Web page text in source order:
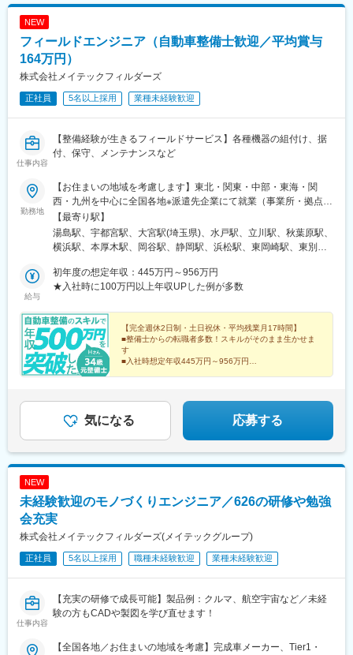
広畑駅、住ノ江駅、江波駅、八本松駅、矢場町駅、大船駅、新羽
県)、丸の内駅(愛知県)、戸部駅、鶴見小野駅、三ツ沢下町駅、山
手駅、井土ケ谷駅、上永谷駅、和田町駅、鶴ケ峰駅、戸塚駅、赤
羽駅、峰駅、陸前落合駅、センター南駅、北四番丁駅、稲永駅、
岡本駅(栃木県)、笠寺駅、村井駅、茅野駅、本山駅(愛知県)、さが
み野駅、小俣駅(栃木県)、新前橋駅、群馬藤岡駅、本庄駅、垂井
駅、徳山駅、周防下郷駅、道ノ尾駅、大波止駅、喜々津駅、国母
駅、松江駅、伊賀屋駅、弥生が丘駅、宮崎駅、南鹿児島駅、さっ
ぽろ駅、青葉通一番町駅、千葉駅、虎ノ門駅、神奈川駅、市役所
前駅(長野県)、新静岡駅、第一通り駅、近鉄名古屋駅、金沢駅、中
神南駅、辛島町駅、南公園駅、湊川駅、小路駅、常盤駅(岡山県)、
横川駅、谷町四丁目駅、舟入幸町駅、大小路駅、亀戸駅、中津駅
(地下鉄)、六本木一丁目駅、ＪＲ難波駅、観月橋駅、海老江駅、中
之島駅、なにわ橋駅、甘木駅(甘木鉄道線)、住之江公園駅、上前津
駅、久屋大通駅、平沼橋駅、国道駅、蒔田駅、赤羽岩淵駅、セン
駅、北１２条駅、あおば通駅、新千葉駅、神谷町駅、新高島駅、
日吉町駅、新浜松駅、名鉄名古屋駅、梅田駅(地下鉄)、富山駅、京
駅、西辛島町駅、市民広場駅、三滝駅、舟入本町駅、花田口駅、
麻布十番駅、大国町駅、桃山御陵前駅、野田駅(阪神線)、肥後橋
駅、北浜駅(大阪府)、伏見駅(愛知県)、西横浜駅、龍谷富山高校
前、五島町駅
NEW
フィールドエンジニア（自動車整備士歓迎／平均賞与
164万円）
株式会社メイテックフィルダーズ
正社員 5名以上採用 業種未経験歓迎
仕事内容
【整備経験が生きるフィールドサービス】各種機器の組付け、据
付、保守、メンテナンスなど
勤務地
【お住まいの地域を考慮します】東北・関東・中部・東海・関
西・九州を中心に全国各地※派遣先企業にて就業（事業所・拠点に
ついては下記「勤務地一覧」を参照ください）※異動等で勤務地に
変更がある場合の範囲：当社における各部署及び各拠点等、当社
の定める場所。詳細は就業条件明示書に記載。■経験者採用のうち
（費用：月2～4万円）※自宅通勤できない場合は会社にて寮・社
宅を用意いたします。【受動喫煙対策】当社拠点：各事業所で対
【最寄り駅】
湯島駅、宇都宮駅、大宮駅(埼玉県)、水戸駅、立川駅、秋葉原駅、
横浜駅、本厚木駅、岡谷駅、静岡駅、浜松駅、東岡崎駅、東別院
駅(阪神)、広島駅、祇園駅(福岡県)、花畑町駅、上野広小路駅、岩
本町駅、神奈川駅、近鉄四日市駅、京都駅、末広町駅(東京都)、反
給与
初年度の想定年収：445万円～956万円
★入社時に100万円以上年収UPした例が多数
【完全週休2日制・土日祝休・平均残業月17時間】
■整備士からの転職者多数！スキルがそのまま生かせま
す
■入社時想定年収445万円～956万円
気になる 応募する
NEW
未経験歓迎のモノづくりエンジニア／626の研修や勉強
会充実
株式会社メイテックフィルダーズ(メイテックグループ)
正社員 5名以上採用 職種未経験歓迎 業種未経験歓迎
仕事内容
【充実の研修で成長可能】製品例：クルマ、航空宇宙など／未経
験の方もCADや製図を学び直せます！
【全国各地／お住まいの地域を考慮】完成車メーカー、Tier1・